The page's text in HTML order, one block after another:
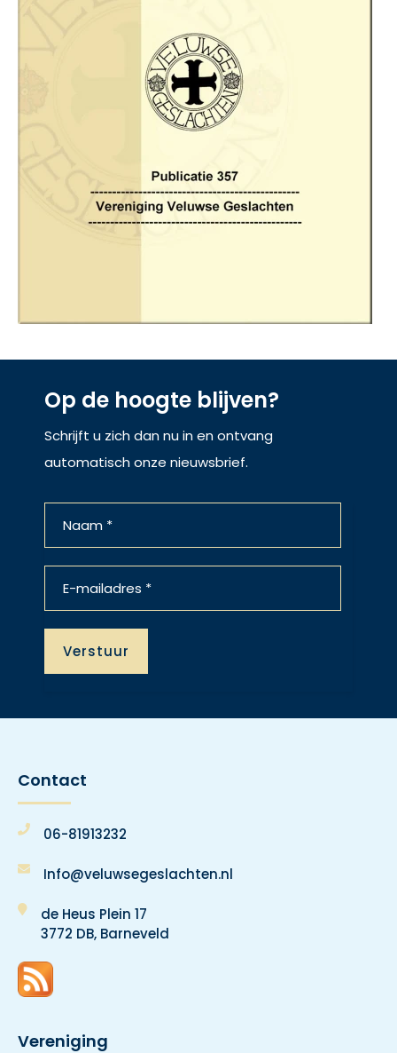
Op de hoogte blijven?
Schrijft u zich dan nu in en ontvang
automatisch onze nieuwsbrief.
Contact
06-81913232
Info@veluwsegeslachten.nl
de Heus Plein 17
3772 DB, Barneveld
Vereniging